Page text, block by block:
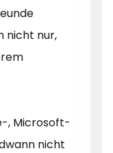
nicht nur,
, Microsoft-
nicht